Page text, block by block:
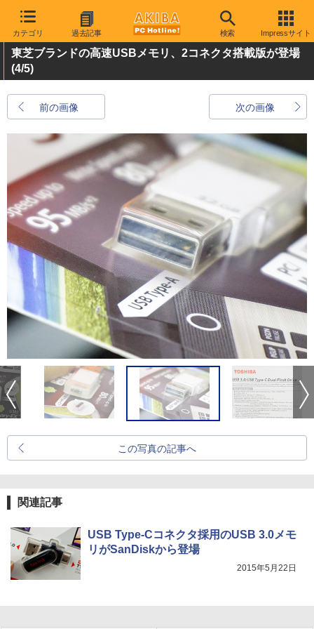
カテゴリ 過去記事 検索 Impressサイト
東芝ブランドの高速USBメモリ、2コネクタ搭載版が登場
(4/5)
前の画像 次の画像
この写真の記事へ
関連記事
USB Type-Cコネクタ採用のUSB 3.0メモ
リがSanDiskから登場
2015年5月22日